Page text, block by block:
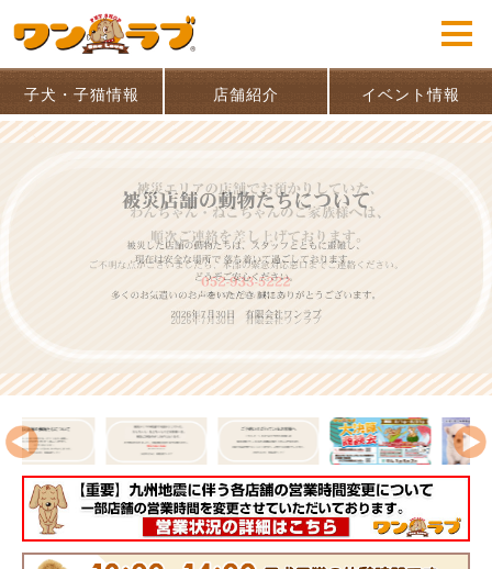
子犬・子猫情報 店舗紹介 イベント情報